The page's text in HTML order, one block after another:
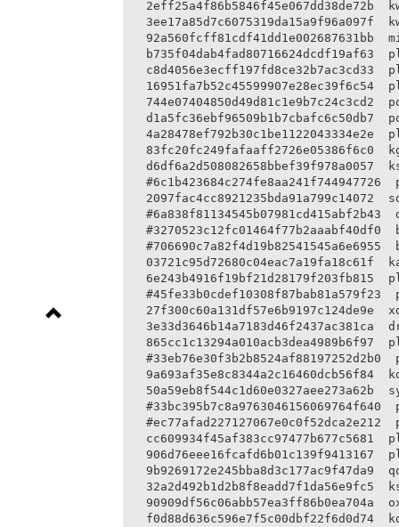
92a560fcff81cdf41dd1e002687631bb
b735f04dab4fad80716624dcdf19af63
c8d4056e3ecff197fd8ce32b7ac3cd33
83fc20fc249fafaaff2726e05386f6c0
d6df6a2d508082658bbef39f978a0057
2097fac4cc8921235bda91a799c14072
90909df56c06abb57ea3ff86b0ea704a
f0d88d636c596e7f5c00dbf22f6d0d74